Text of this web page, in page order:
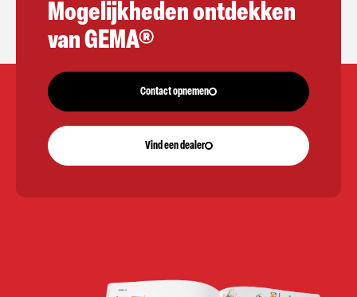
Mogelijkheden ontdekken
van GEMA®
Contact opnemen
Vind een dealer